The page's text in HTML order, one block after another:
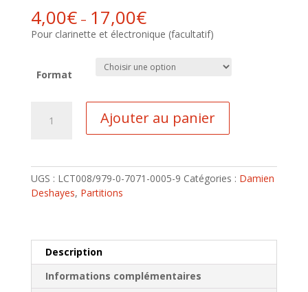
4,00€– 17,00€
Pour clarinette et électronique (facultatif)
Format
Ajouter au panier
UGS : LCT008/979-0-7071-0005-9 Catégories : Damien
Deshayes, Partitions
Description
Informations complémentaires